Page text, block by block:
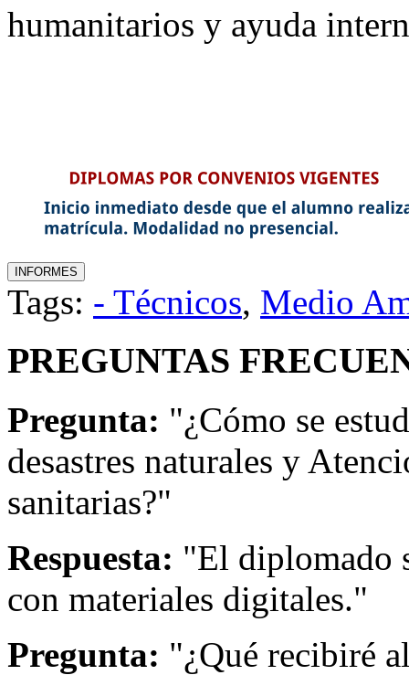
humanitarios y ayuda
Tags: - Técnicos, Medio
PREGUNTAS
Pregunta: "¿Cómo se
desastres naturales y
sanitarias?"
Respuesta: "El diplomado
con materiales digitales."
Pregunta: "¿Qué recibiré